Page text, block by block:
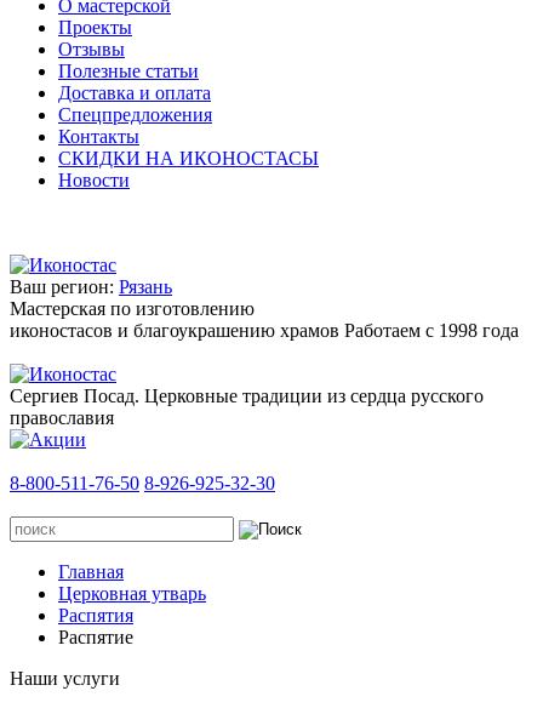
О мастерской
Проекты
Отзывы
Полезные статьи
Доставка и оплата
Спецпредложения
Контакты
СКИДКИ НА ИКОНОСТАСЫ
Новости
Ваш регион: Рязань
Мастерская по изготовлению
иконостасов и благоукрашению храмов Работаем с 1998 года
Сергиев Посад. Церковные традиции из сердца русского
православия
8-800-511-76-50 8-926-925-32-30
Главная
Церковная утварь
Распятия
Распятие
Наши услуги